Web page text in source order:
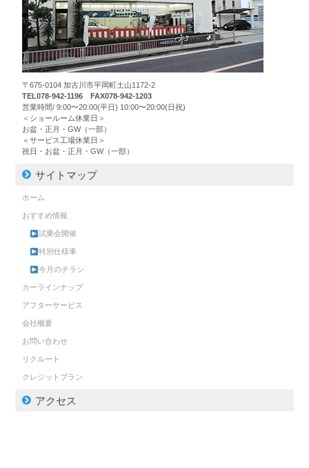
〒675-0104 加古川市平岡町土山1172-2
TEL078-942-1196 FAX078-942-1203
営業時間/ 9:00〜20:00(平日) 10:00〜20:00(日祝)
＜ショールーム休業日＞
お盆・正月・GW（一部）
＜サービス工場休業日＞
祝日・お盆・正月・GW（一部）
サイトマップ
ホーム
おすすめ情報
試乗会開催
特別仕様車
今月のチラシ
カーラインナップ
アフターサービス
会社概要
お問い合わせ
リクルート
クレジットプラン
アクセス